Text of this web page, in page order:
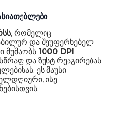
, რომელიც
და შეუფერხებელ
მუშაობს 1000 DPI
და ზუსტ რეაგირებას
ეს მაუსი
ისე